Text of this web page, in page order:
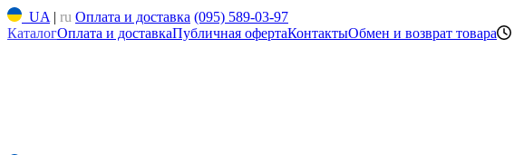
UA | ru Оплата и доставка (095) 589-03-97
КаталогОплата и доставкаПубличная офертаКонтактыОбмен и возврат товара